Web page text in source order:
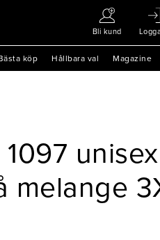
Bli kund
köp Hållbara val Magazine
unisex
melange